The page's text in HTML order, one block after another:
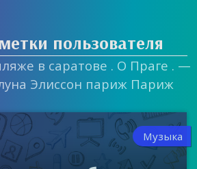
пользователя
в саратове . О Праге . —
Элиссон париж Париж
Музыка